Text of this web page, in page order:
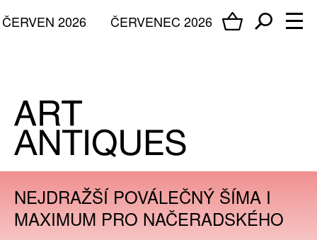
ČERVENEC 2026
ČERVEN 2026
NEJDRAŽŠÍ POVÁLEČNÝ ŠÍMA I
MAXIMUM PRO NAČERADSKÉHO